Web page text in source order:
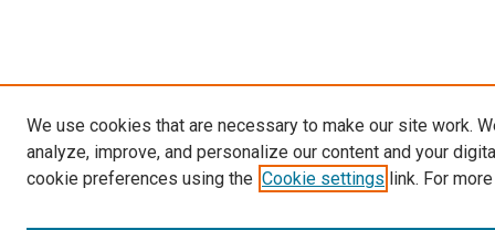
We use cookies that are necessary to make our site work.
analyze, improve, and personalize our content and your
cookie preferences using the Cookie settings link. For